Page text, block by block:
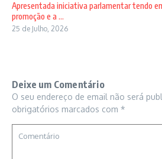
Apresentada iniciativa parlamentar tendo
promoção e a ...
25 de Julho, 2026
Deixe um Comentário
O seu endereço de email não será
obrigatórios marcados com *